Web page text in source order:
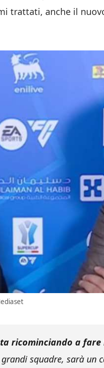
trattati, anche il
ricominciando a fare
squadre, sarà un